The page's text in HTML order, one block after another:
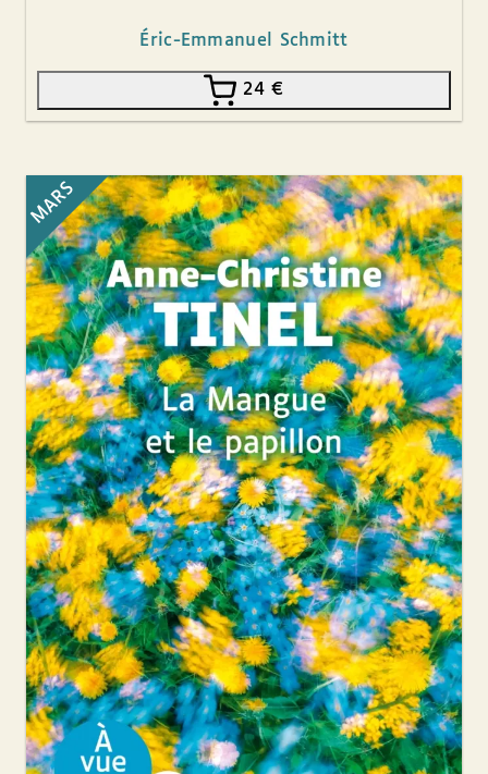
Éric-Emmanuel Schmitt
24€
MARS